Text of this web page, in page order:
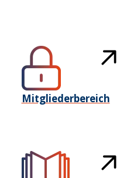
Mitgliederbereich